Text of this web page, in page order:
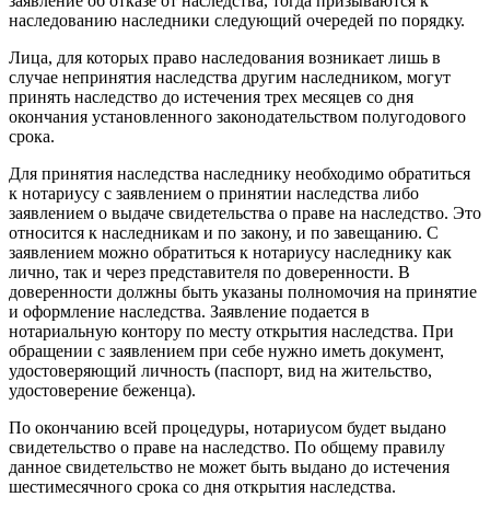
наследованию наследники следующий очередей по порядку.
Лица, для которых право наследования возникает лишь в
случае непринятия наследства другим наследником, могут
принять наследство до истечения трех месяцев со дня
окончания установленного законодательством полугодового
срока.
Для принятия наследства наследнику необходимо обратиться
к нотариусу с заявлением о принятии наследства либо
заявлением о выдаче свидетельства о праве на наследство. Это
относится к наследникам и по закону, и по завещанию. С
заявлением можно обратиться к нотариусу наследнику как
лично, так и через представителя по доверенности. В
доверенности должны быть указаны полномочия на принятие
и оформление наследства. Заявление подается в
нотариальную контору по месту открытия наследства. При
обращении с заявлением при себе нужно иметь документ,
удостоверяющий личность (паспорт, вид на жительство,
удостоверение беженца).
По окончанию всей процедуры, нотариусом будет выдано
свидетельство о праве на наследство. По общему правилу
данное свидетельство не может быть выдано до истечения
шестимесячного срока со дня открытия наследства.